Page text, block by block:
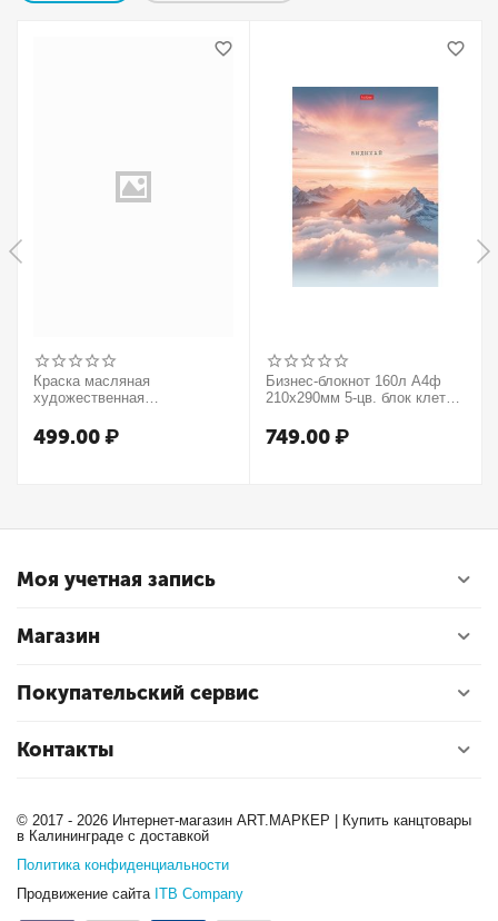
Краска масляная
художественная
37мл, туба, оранжевый
499.00₽
Бизнес-блокнот 160л А4ф
210х290мм 5-цв. блок клетка
мат.ламин. -В моменте
749.00₽
Моя учетная запись
Магазин
Покупательский сервис
Контакты
© 2017 - 2026 Интернет-магазин ART.МАРКЕР | Купить канцтовары
в Калининграде с доставкой
Политика конфиденциальности
Продвижение сайта ITB Company